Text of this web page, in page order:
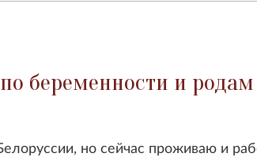
беременности и родам
но сейчас проживаю и